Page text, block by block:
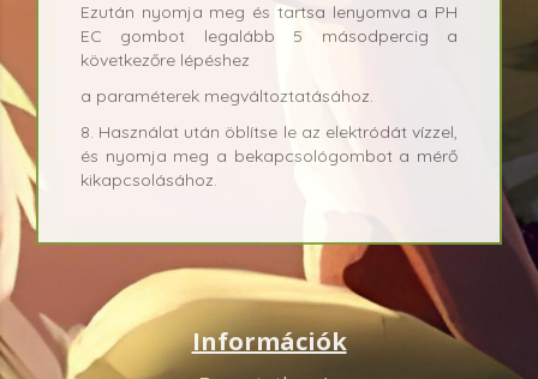
Ezután nyomja meg és tartsa lenyomva a PH
EC gombot legalább 5 másodpercig a
következőre lépéshez
a paraméterek megváltoztatásához.
8. Használat után öblítse le az elektródát vízzel,
és nyomja meg a bekapcsológombot a mérő
kikapcsolásához.
Információk